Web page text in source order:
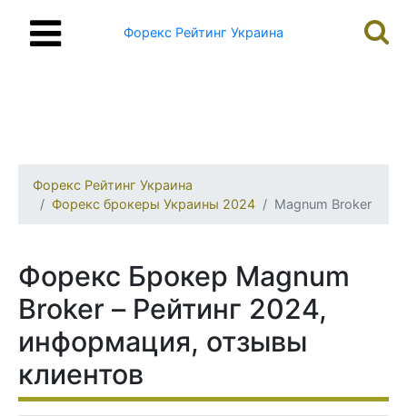
Форекс Рейтинг Украина
Форекс Рейтинг Украина
Форекс брокеры Украины 2024
Magnum Broker
Форекс Брокер Magnum
Broker – Рейтинг 2024,
информация, отзывы
клиентов